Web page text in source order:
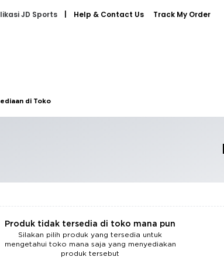
JD Sports Help & Contact Us Track My Order
di Toko
Produk tidak tersedia di toko mana pun
Silakan pilih produk yang tersedia untuk
mengetahui toko mana saja yang menyediakan
produk tersebut